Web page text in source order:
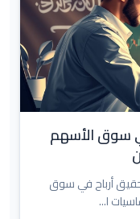
سوق الأسهم
أرباح في سوق
ا...